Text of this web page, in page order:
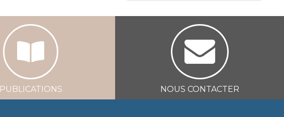
PUBLICATIONS NOUS CONTACTER